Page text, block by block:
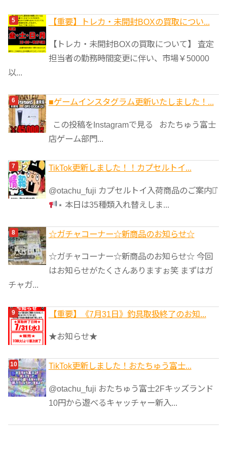
【重要】トレカ・未開封BOXの買取につい...
【トレカ・未開封BOXの買取について】 査定
担当者の勤務時間変更に伴い、市場￥50000
以...
■ゲームインスタグラム更新いたしました！...
この投稿をInstagramで見る おたちゅう富士
店ゲーム部門...
TikTok更新しました！！カプセルトイ...
@otachu_fuji カプセルトイ入荷商品のご案内⋆͛
⋆ 本日は35種類入れ替えしま...
☆ガチャコーナー☆新商品のお知らせ☆
☆ガチャコーナー☆新商品のお知らせ☆ 今回
はお知らせがたくさんありますぉ笑 まずはガ
チャガ...
【重要】《7月31日》釣具取扱終了のお知...
★お知らせ★
TikTok更新しました！おたちゅう富士...
@otachu_fuji おたちゅう富士2Fキッズランド
10円から遊べるキャッチャー新入...